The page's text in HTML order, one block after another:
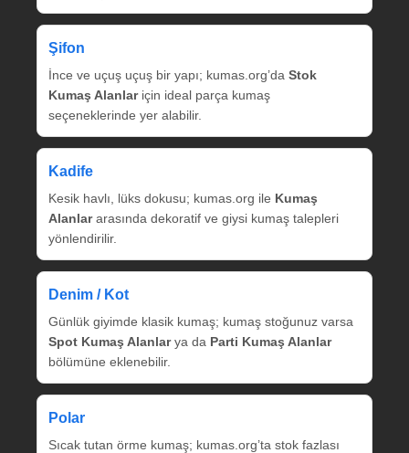
Şifon
İnce ve uçuş uçuş bir yapı; kumas.org’da Stok
Kumaş Alanlariçin ideal parça kumaş
seçeneklerinde yer alabilir.
Kadife
Kesik havlı, lüks dokusu; kumas.org ile Kumaş
Alanlararasında dekoratif ve giysi kumaş talepleri
yönlendirilir.
Denim / Kot
Günlük giyimde klasik kumaş; kumaş stoğunuz varsa
Spot Kumaş Alanlarya da Parti Kumaş Alanlar
bölümüne eklenebilir.
Polar
Sıcak tutan örme kumaş; kumas.org’ta stok fazlası